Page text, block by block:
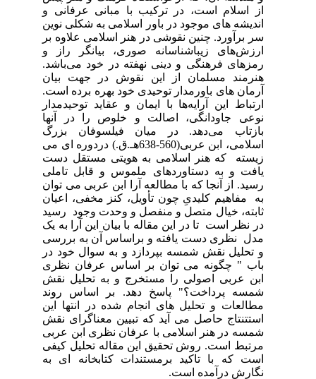
از اسلام است، در ترکیب با مبانی عرفانی و
اندیشه های موجود در باور اسلامی به شکلی نوین
سر برآورد. چنین نقوشی در هنر اسلامی علاوه‌ بر
ارزش‌های زیباشناسانه صوری، بیانگر راز و
رمزهای فرهنگی و دینی نهفته‌ در خود می‌باشد.
هنرمند مسلمان از این نقوش در جهت بیان
آرمان های باورمدار توحیدی خود بهره برده است.
ارتباط این آرایه‌ها با ایمان و عقاید توحیدمدار
نوعی جاودانگی، اصالت و خلوص را در آنها
بازتاب می‌دهد. در میان فیلسوفان بزرگ
اسلامی، ابن عربی(560-638هـ.ق.) دردوره ای می
زیسته که هنر اسلامی به هویتی مستقل دست
یافت و به دستاوردهای ملموس و قابل تاملی
رسید. از آنجا که با مطالعه آرا ابن عربی می توان
به مفاهیم کلیدیِ چون تأویل، کنز مخفی، اعیان
ثابته، خیال متصل و منفصل و وحدت وجود رسید
در نظر است تا در این مقاله با بیان این آرا به یک
مدل نظری دست یافته و براساس آن به بررسی
و تحلیل نقش شمسه بپردازد و به سوال خود در
باب " چگونه می توان بر اساس عرفان نظری
ابن عربی اصولی را مستخرج و به تحلیل نقش
شمسه پرداخت؟" پاسخ دهد. بر اساس روند
مطالعات و تحلیل های انجام شده در انتها این
استتنتاج حاصل می آید که تبیین معناگرای نقش
شمسه در هنر اسلامی با عرفان نظری ابن عربی
مرتبط است. روش تحقیق این مقاله تحلیل کیفی
است که با تاکید برمستندات کتابخانه ای به
نگارش درآمده است.